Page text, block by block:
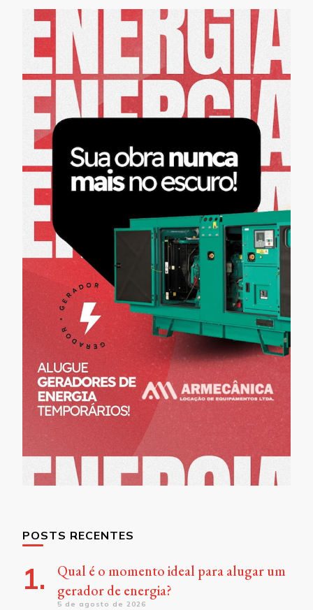
POSTS RECENTES
Qual é o momento ideal para alugar um
gerador de energia?
5 de agosto de 2026